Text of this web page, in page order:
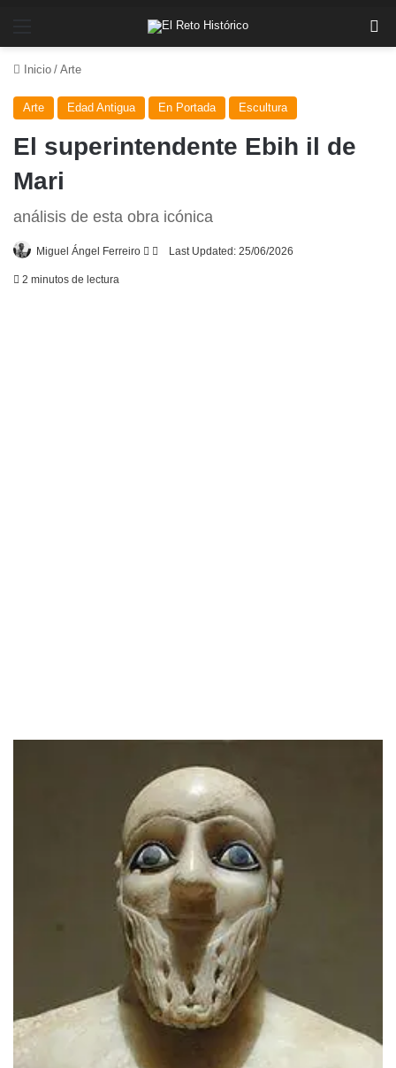
Inicio / Arte
Arte Edad Antigua En Portada Escultura
El superintendente Ebih il de
Mari
análisis de esta obra icónica
Miguel Ángel Ferreiro
Follow
Send
Last Updated: 25/06/2026
2 minutos de lectura